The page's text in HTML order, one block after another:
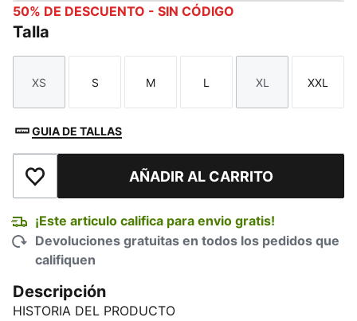
50% DE DESCUENTO - SIN CÓDIGO
Talla
Talla
XS
Talla
S
Talla
M
Talla
L
Talla
XL
Talla
XXL
GUIA DE TALLAS
Añadir a la lista de deseosAÑADIR AL CARRITO
¡Este articulo califica para envio gratis!
Devoluciones gratuitas en todos los pedidos que
califiquen
Descripción
HISTORIA DEL PRODUCTO